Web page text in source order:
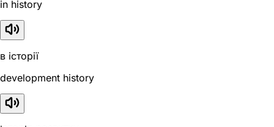
in history
в історії
development history